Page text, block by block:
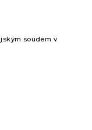
soudem v